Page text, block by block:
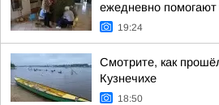
ежедневно
19:24
Смотрите, как
Кузнечихе
18:50